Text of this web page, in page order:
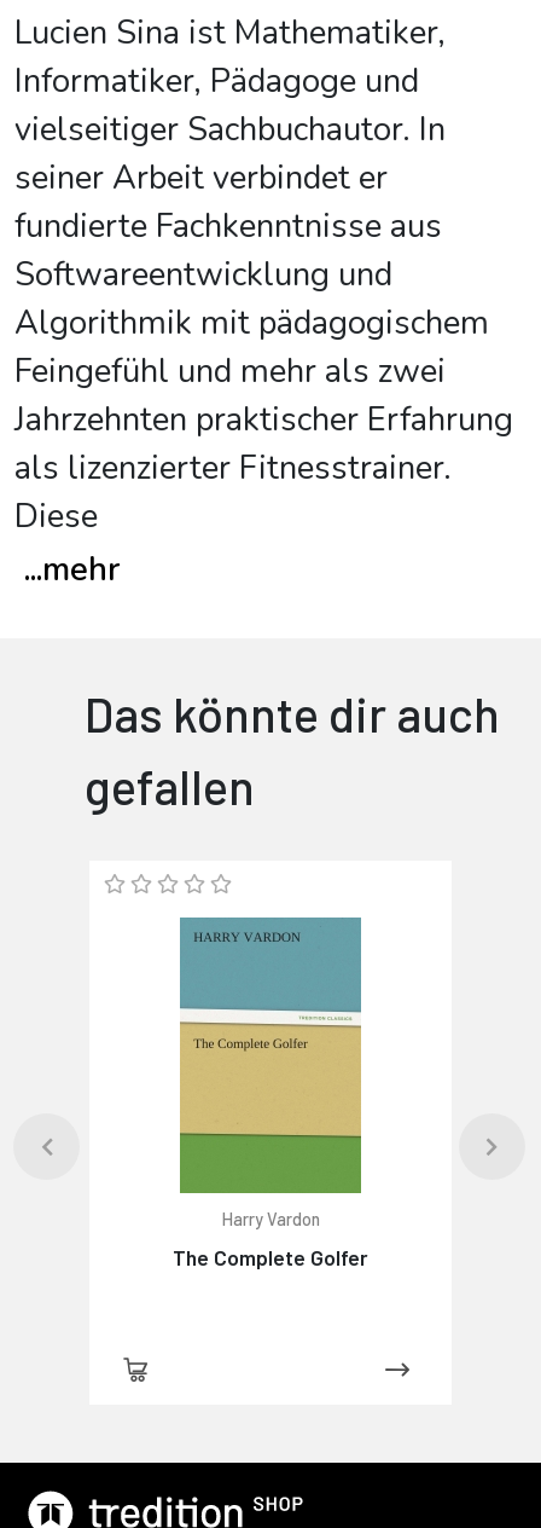
Lucien Sina ist Mathematiker,
Informatiker, Pädagoge und
vielseitiger Sachbuchautor. In
seiner Arbeit verbindet er
fundierte Fachkenntnisse aus
Softwareentwicklung und
Algorithmik mit pädagogischem
Feingefühl und mehr als zwei
Jahrzehnten praktischer Erfahrung
als lizenzierter Fitnesstrainer.
Diese
...mehr
Das könnte dir auch
gefallen
Harry Vardon
The Complete Golfer